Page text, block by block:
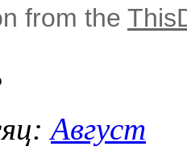
from the
Август